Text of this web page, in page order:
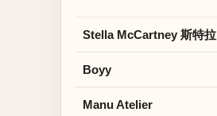
Stella McCartney 斯特拉
Boyy
Manu Atelier